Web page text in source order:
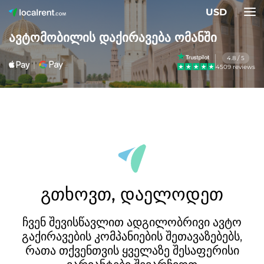
USD
ავტომობილის დაქირავება ომანში
4.8 / 5
4509 reviews
გთხოვთ, დაელოდეთ
ჩვენ შევისწავლით ადგილობრივი ავტო
გაქირავების კომპანიების შეთავაზებებს,
რათა თქვენთვის ყველაზე შესაფერისი